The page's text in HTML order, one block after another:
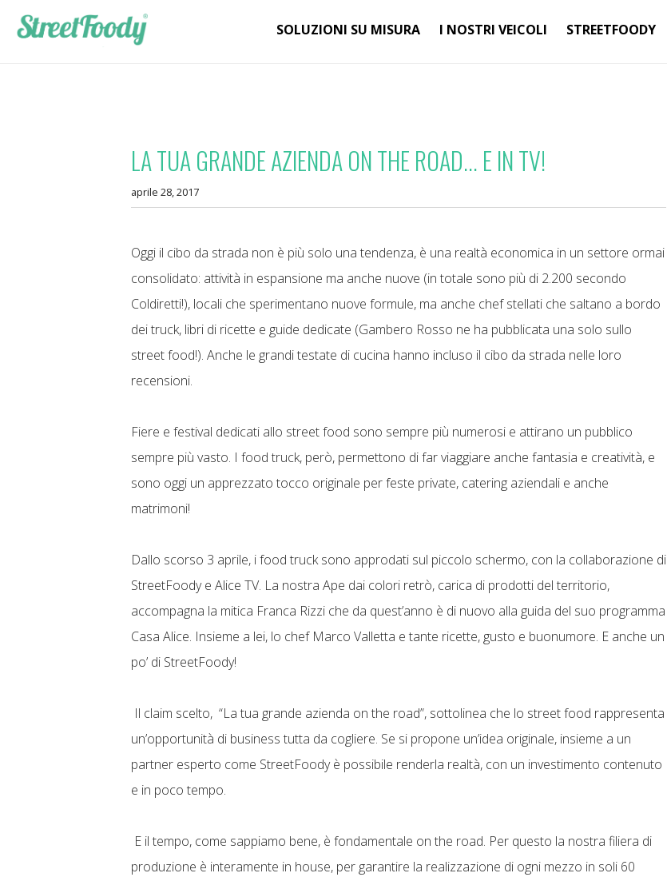
SOLUZIONI SU MISURA I NOSTRI VEICOLI STREETFOODY
LA TUA GRANDE AZIENDA ON THE ROAD... E IN TV!
aprile 28, 2017
Oggi il cibo da strada non è più solo una tendenza, è una realtà economica in un settore ormai
consolidato: attività in espansione ma anche nuove (in totale sono più di 2.200 secondo
Coldiretti!), locali che sperimentano nuove formule, ma anche chef stellati che saltano a bordo
dei truck, libri di ricette e guide dedicate (Gambero Rosso ne ha pubblicata una solo sullo
street food!). Anche le grandi testate di cucina hanno incluso il cibo da strada nelle loro
recensioni.
Fiere e festival dedicati allo street food sono sempre più numerosi e attirano un pubblico
sempre più vasto. I food truck, però, permettono di far viaggiare anche fantasia e creatività, e
sono oggi un apprezzato tocco originale per feste private, catering aziendali e anche
matrimoni!
Dallo scorso 3 aprile, i food truck sono approdati sul piccolo schermo, con la collaborazione di
StreetFoody e Alice TV. La nostra Ape dai colori retrò, carica di prodotti del territorio,
accompagna la mitica Franca Rizzi che da quest’anno è di nuovo alla guida del suo programma
Casa Alice. Insieme a lei, lo chef Marco Valletta e tante ricette, gusto e buonumore. E anche un
po’ di StreetFoody!
Il claim scelto, “La tua grande azienda on the road”, sottolinea che lo street food rappresenta
un’opportunità di business tutta da cogliere. Se si propone un’idea originale, insieme a un
partner esperto come StreetFoody è possibile renderla realtà, con un investimento contenuto
e in poco tempo.
E il tempo, come sappiamo bene, è fondamentale on the road. Per questo la nostra filiera di
produzione è interamente in house, per garantire la realizzazione di ogni mezzo in soli 60